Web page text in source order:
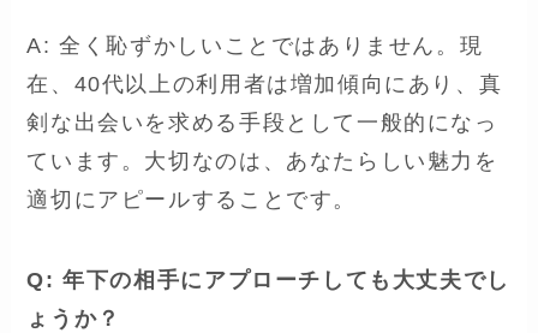
A: 全く恥ずかしいことではありません。現
在、40代以上の利用者は増加傾向にあり、真
剣な出会いを求める手段として一般的になっ
ています。大切なのは、あなたらしい魅力を
適切にアピールすることです。
Q: 年下の相手にアプローチしても大丈夫でし
ょうか？